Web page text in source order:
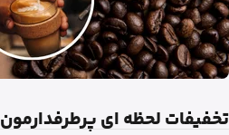
تخفیفات لحظه ای پرطرفدارمون